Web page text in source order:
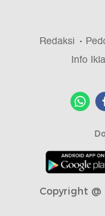
Redaksi
Info
Copyright